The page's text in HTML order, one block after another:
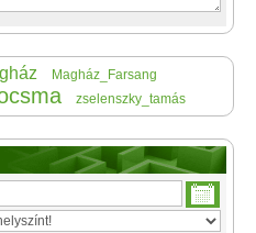
Magház_Farsang
zselenszky_tamás